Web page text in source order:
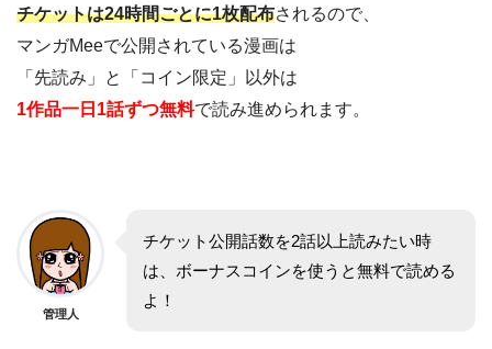
チケットは24時間ごとに1枚配布されるので、
マンガMeeで公開されている漫画は
「先読み」と「コイン限定」以外は
1作品一日1話ずつ無料で読み進められます。
管理人
チケット公開話数を2話以上読みたい時
は、ボーナスコインを使うと無料で読める
よ！